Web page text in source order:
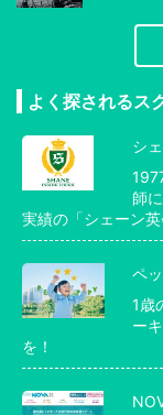
よく探されるス
シ
師
実績の「シェーン英
ペ
1歳
ー
を！